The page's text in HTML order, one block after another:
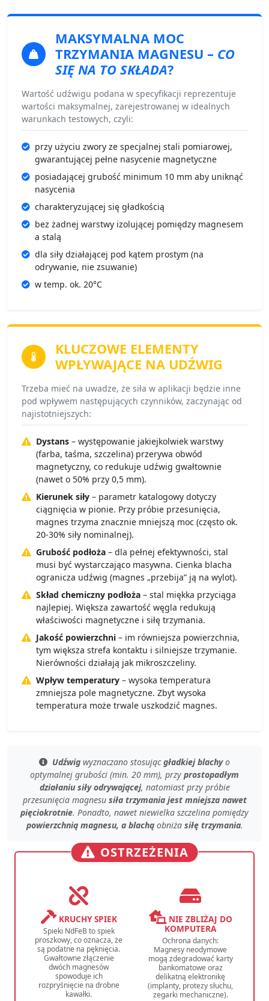
MAKSYMALNA MOC
TRZYMANIA MAGNESU – CO
SIĘ NA TO SKŁADA?
Wartość udźwigu podana w specyfikacji reprezentuje
wartości maksymalnej, zarejestrowanej w idealnych
warunkach testowych, czyli:
przy użyciu zwory ze specjalnej stali pomiarowej,
gwarantującej pełne nasycenie magnetyczne
posiadającej grubość minimum 10 mm aby uniknąć
nasycenia
charakteryzującej się gładkością
bez żadnej warstwy izolującej pomiędzy magnesem
a stalą
dla siły działającej pod kątem prostym (na
odrywanie, nie zsuwanie)
w temp. ok. 20°C
KLUCZOWE ELEMENTY
WPŁYWAJĄCE NA UDŹWIG
Trzeba mieć na uwadze, że siła w aplikacji będzie inne
pod wpływem następujących czynników, zaczynając od
najistotniejszych:
Dystans – występowanie jakiejkolwiek warstwy
(farba, taśma, szczelina) przerywa obwód
magnetyczny, co redukuje udźwig gwałtownie
(nawet o 50% przy 0,5 mm).
Kierunek siły – parametr katalogowy dotyczy
ciągnięcia w pionie. Przy próbie przesunięcia,
magnes trzyma znacznie mniejszą moc (często ok.
20-30% siły nominalnej).
Grubość podłoża – dla pełnej efektywności, stal
musi być wystarczająco masywna. Cienka blacha
ogranicza udźwig (magnes „przebija” ją na wylot).
Skład chemiczny podłoża – stal miękka przyciąga
najlepiej. Większa zawartość węgla redukują
właściwości magnetyczne i siłę trzymania.
Jakość powierzchni – im równiejsza powierzchnia,
tym większa strefa kontaktu i silniejsze trzymanie.
Nierówności działają jak mikroszczeliny.
Wpływ temperatury – wysoka temperatura
zmniejsza pole magnetyczne. Zbyt wysoka
temperatura może trwale uszkodzić magnes.
Udźwig wyznaczano stosującgładkiej blachyo
optymalnej grubości (min. 20 mm), przy prostopadłym
działaniu siły odrywającej, natomiast przy próbie
przesunięcia magnesu siła trzymania jest mniejsza nawet
pięciokrotnie. Ponadto, nawet niewielka szczelina pomiędzy
powierzchnią magnesu, a blachąobniża siłę trzymania.
OSTRZEŻENIA
KRUCHY SPIEK
Spieki NdFeB to spiek
proszkowy, co oznacza, że
są podatne na pęknięcia.
Gwałtowne złączenie
dwóch magnesów
spowoduje ich
rozpryśnięcie na drobne
kawałki.
NIE ZBLIŻAJ DO
KOMPUTERA
Ochrona danych:
Magnesy neodymowe
mogą zdegradować karty
bankomatowe oraz
delikatną elektronikę
(implanty, protezy słuchu,
zegarki mechaniczne).